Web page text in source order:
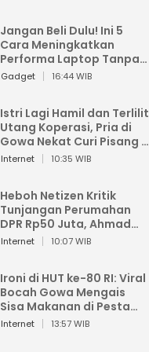
Jangan Beli Dulu! Ini 5
Cara Meningkatkan
Performa Laptop Tanpa
Harus Beli Baru
Gadget 16:44 WIB
Istri Lagi Hamil dan Terlilit
Utang Koperasi, Pria di
Gowa Nekat Curi Pisang 4
Tandan Milik Tetangga,
Internet 10:35 WIB
Heboh Netizen Kritik
Tunjangan Perumahan
DPR Rp50 Juta, Ahmad
Sahroni: Enggak Senang
Internet 10:07 WIB
Ironi di HUT ke-80 RI: Viral
Bocah Gowa Mengais
Sisa Makanan di Pesta
Kemerdekaan
Internet 13:57 WIB